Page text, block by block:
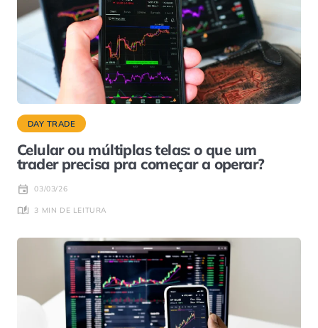
DAY TRADE
Celular ou múltiplas telas: o que um
trader precisa pra começar a operar?
03/03/26
3 MIN DE LEITURA